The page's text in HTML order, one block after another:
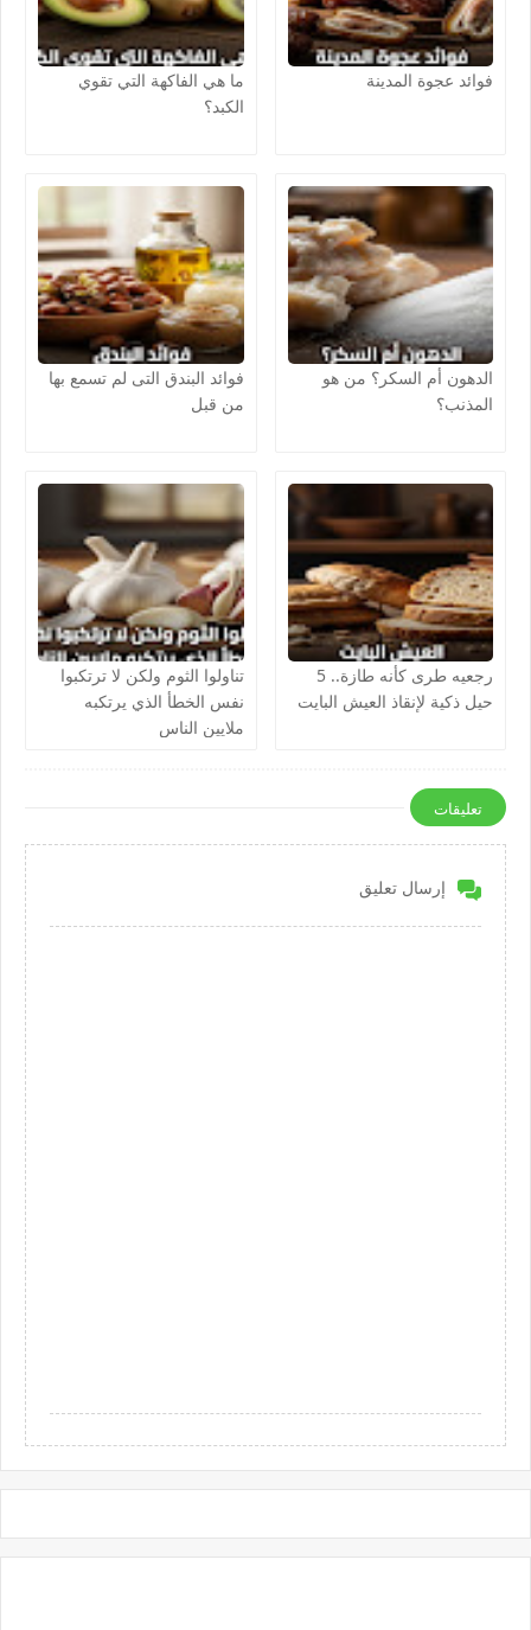
فوائد عجوة المدينة
ما هي الفاكهة التي تقوي
الكبد؟
الدهون أم السكر؟ من هو
المذنب؟
فوائد البندق التى لم تسمع بها
من قبل
رجعيه طرى كأنه طازة.. 5
حيل ذكية لإنقاذ العيش البايت
تناولوا الثوم ولكن لا ترتكبوا
نفس الخطأ الذي يرتكبه
ملايين الناس
تعليقات
إرسال تعليق